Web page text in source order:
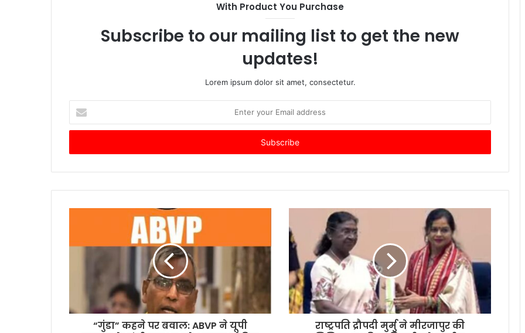
With Product You Purchase
Subscribe to our mailing list to get the new
updates!
Lorem ipsum dolor sit amet, consectetur.
your
Email
“गुंडा” कहने पर बवाल: ABVP ने यूपी
राष्ट्रपति द्रौपदी मुर्मु ने मीरजापुर की